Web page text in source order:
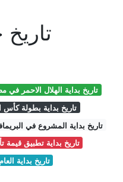
تاريخ بداية الهلال الاحمر في
تاريخ بداية بطولة كأس
تاريخ بداية المشروع في
تاريخ بداية تطبيق قيمة
تاريخ بداية